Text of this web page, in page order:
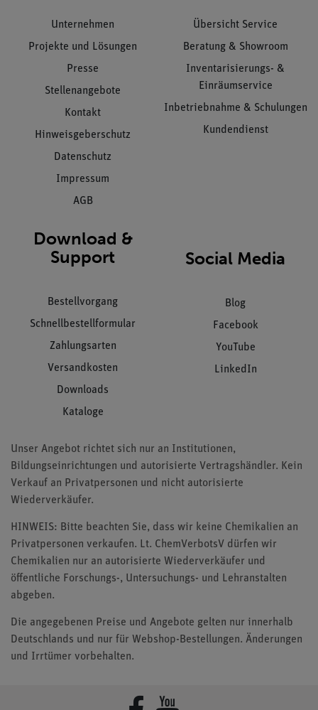
Unternehmen
Projekte und Lösungen
Presse
Stellenangebote
Kontakt
Hinweisgeberschutz
Datenschutz
Impressum
AGB
Übersicht Service
Beratung & Showroom
Inventarisierungs- &
Einräumservice
Inbetriebnahme & Schulungen
Kundendienst
Download &
Support
Bestellvorgang
Schnellbestellformular
Zahlungsarten
Versandkosten
Downloads
Kataloge
Social Media
Blog
Facebook
YouTube
LinkedIn
Unser Angebot richtet sich nur an Institutionen,
Bildungseinrichtungen und autorisierte Vertragshändler. Kein
Verkauf an Privatpersonen und nicht autorisierte
Wiederverkäufer.
HINWEIS: Bitte beachten Sie, dass wir keine Chemikalien an
Privatpersonen verkaufen. Lt. ChemVerbotsV dürfen wir
Chemikalien nur an autorisierte Wiederverkäufer und
öffentliche Forschungs-, Untersuchungs- und Lehranstalten
abgeben.
Die angegebenen Preise und Angebote gelten nur innerhalb
Deutschlands und nur für Webshop-Bestellungen. Änderungen
und Irrtümer vorbehalten.